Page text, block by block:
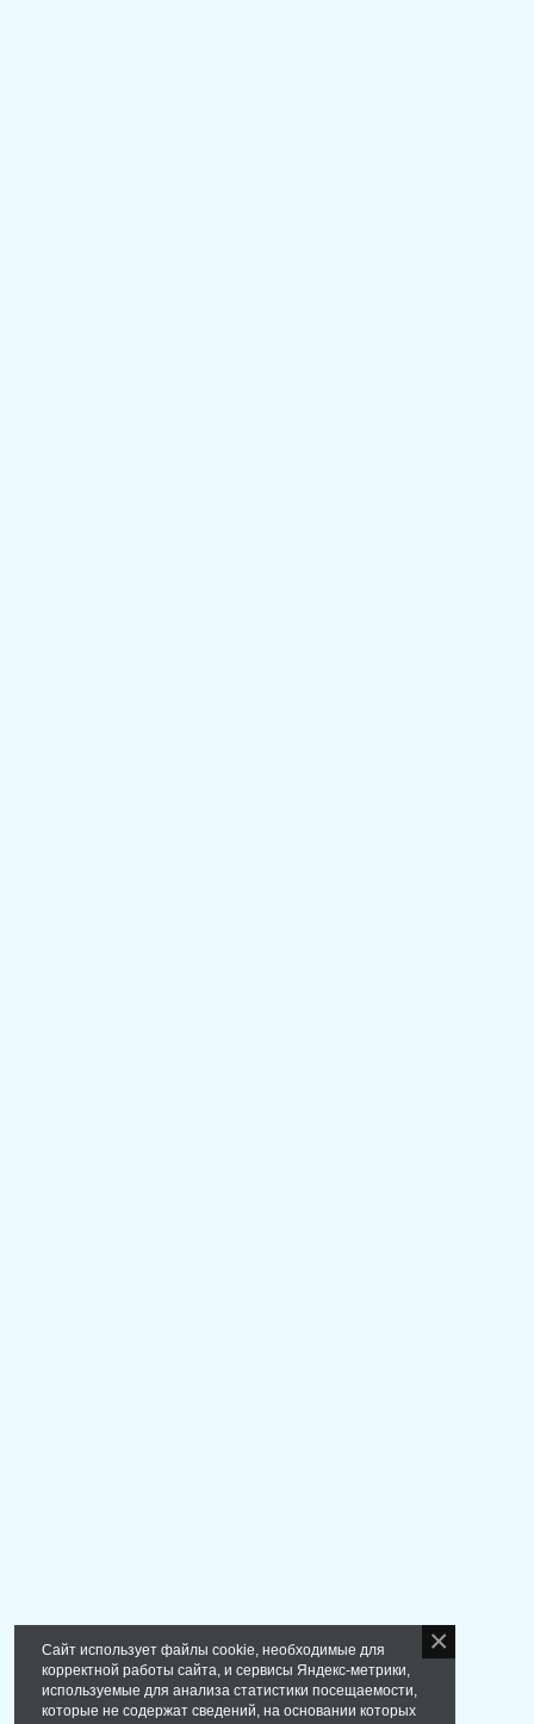
Сайт использует файлы cookie, необходимые для
корректной работы сайта, и сервисы Яндекс-метрики,
используемые для анализа статистики посещаемости,
которые не содержат сведений, на основании которых